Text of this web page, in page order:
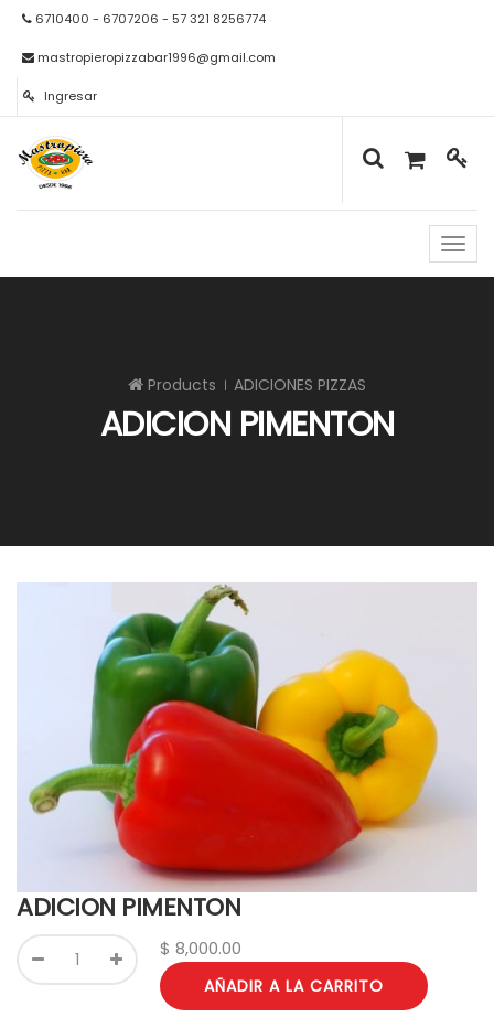
6710400 - 6707206 - 57 321 8256774
mastropieropizzabar1996@gmail.com
Ingresar
de
Products ADICIONES PIZZAS
ADICION PIMENTON
ADICION PIMENTON
$ 8,000.00
AÑADIR A LA CARRITO